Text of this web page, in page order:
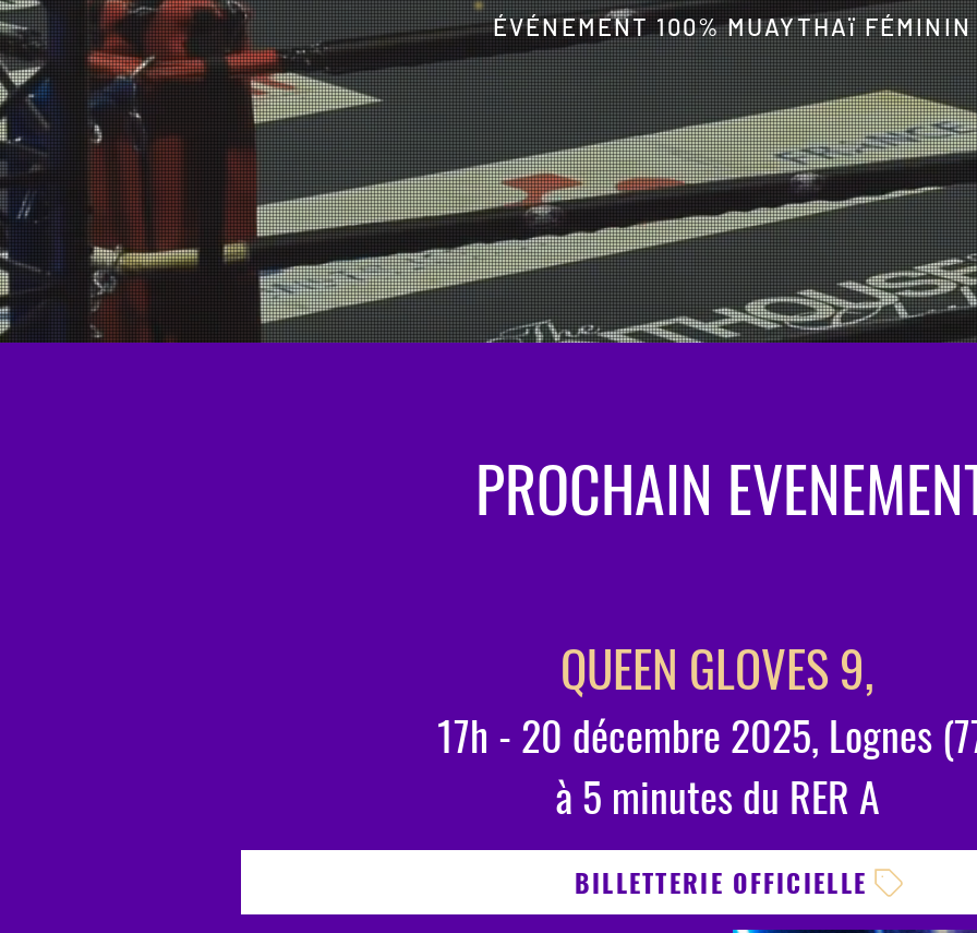
ÉVÉNEMENT 100% MUAYTHAï FÉMININ
PROCHAIN
QUEEN GLOVES 9,
17h - 20 décembre 2025, Lognes
à 5 minutes du RER A
BILLETTERIE OFFICIELLE